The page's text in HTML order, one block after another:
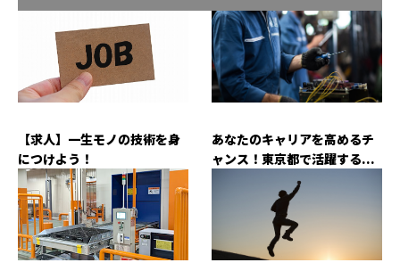
【求人】一生モノの技術を身
につけよう！
あなたのキャリアを高めるチ
ャンス！東京都で活躍する...